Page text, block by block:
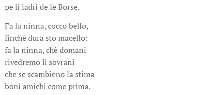
pe li ladri de le Borse.
Fa la ninna, cocco bello,
finchè dura sto macello:
fa la ninna, chè domani
rivedremo li sovrani
che se scambieno la stima
boni amichi come prima.